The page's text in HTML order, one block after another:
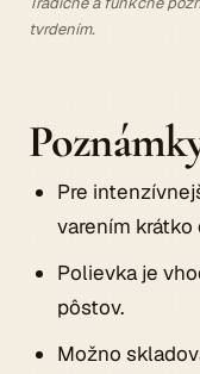
tvrdením.
Pre
varením
Polievka je
pôstov.
Možno